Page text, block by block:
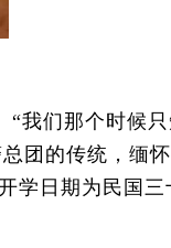
我们那个时候
团的传统，缅
学日期为民国